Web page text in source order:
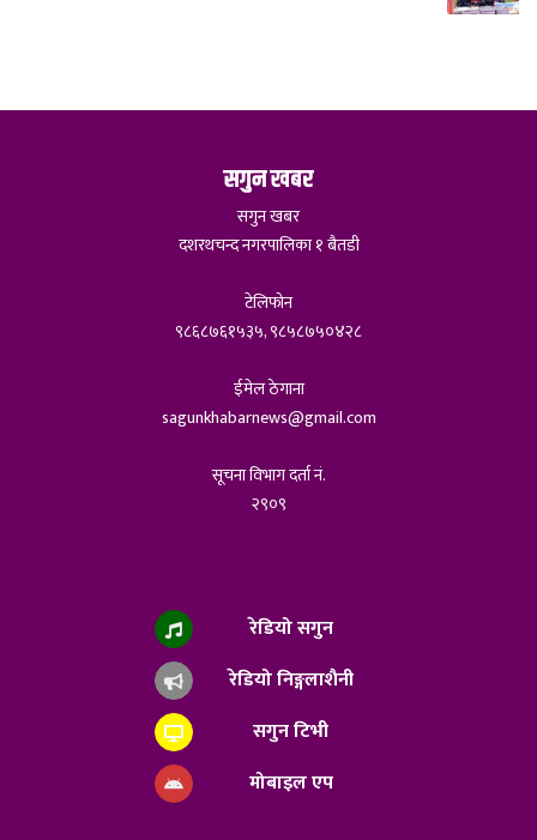
सगुन खबर
सगुन खबर
दशरथचन्द नगरपालिका १ बैतडी
टेलिफोन
९८६८७६१५३५, ९८५८७५०४२८
ईमेल ठेगाना
sagunkhabarnews@gmail.com
सूचना विभाग दर्ता नं.
२९०९
रेडियो सगुन
रेडियो निङ्गलाशैनी
सगुन टिभी
मोबाइल एप